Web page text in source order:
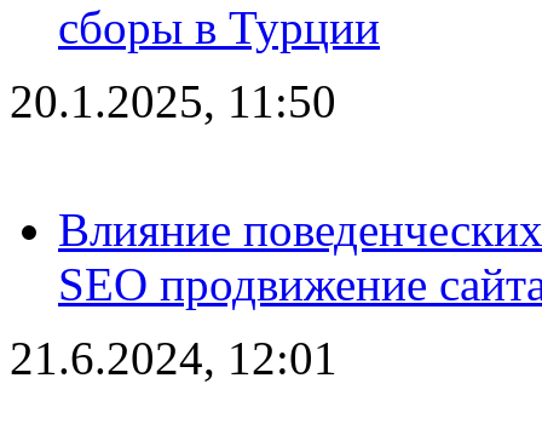
сборы в Турции
20.1.2025, 11:50
Влияние
SEO продвижение
21.6.2024, 12:01